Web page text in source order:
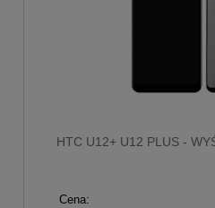
HTC U12+ U12 PLUS -
Cena: